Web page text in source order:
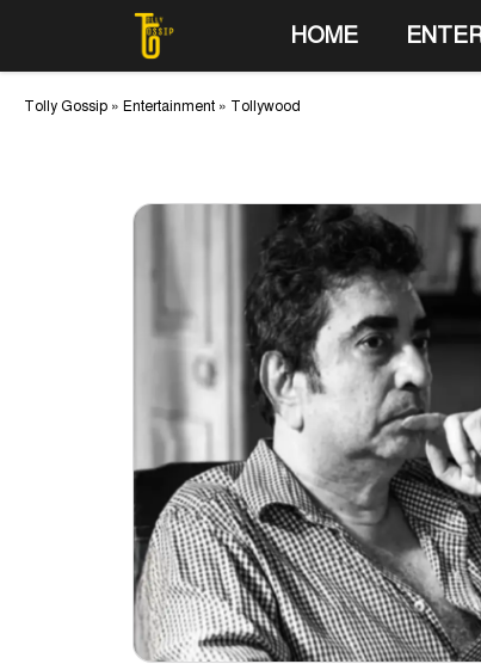
to
content
HOME
Tolly Gossip » Entertainment » Tollywood